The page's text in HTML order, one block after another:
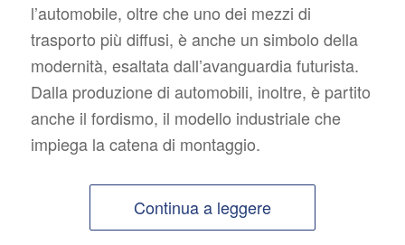
l’automobile, oltre che uno dei mezzi di
trasporto più diffusi, è anche un simbolo della
modernità, esaltata dall’avanguardia futurista.
Dalla produzione di automobili, inoltre, è partito
anche il fordismo, il modello industriale che
impiega la catena di montaggio.
Continua a leggere